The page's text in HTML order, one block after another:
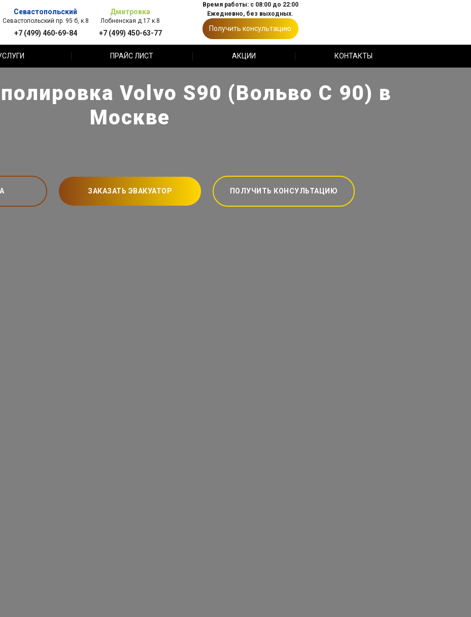
Севастопольский
Севастопольский пр. 95 б, к.8
+7 (499) 460-69-84
Дмитровка
Лобненская д.17 к.8
+7 (499) 450-63-77
Время работы: с 08:00 до 22:00
Ежедневно, без выходных.
Получить консультацию
ПРАЙС ЛИСТ АКЦИИ КОНТАКТЫ
Volvo S90 (Вольво С 90) в
Москве
ЗАКАЗАТЬ ЭВАКУАТОР ПОЛУЧИТЬ КОНСУЛЬТАЦИЮ